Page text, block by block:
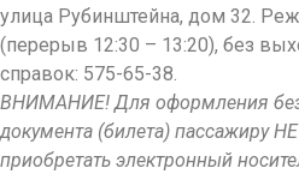
улица Рубинштейна, дом 32.
(перерыв 12:30 – 13:20), без
справок: 575-65-38.
ВНИМАНИЕ! Для оформления
документа (билета) пассажиру
приобретать электронный